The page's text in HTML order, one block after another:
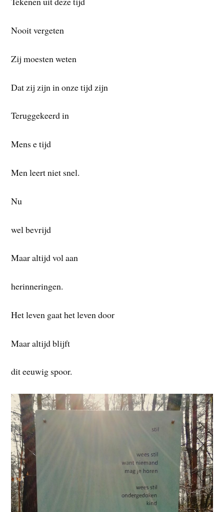
Nooit vergeten
Zij moesten weten
Dat zij zijn in onze tijd zijn
Teruggekeerd in
Mens e tijd
Men leert niet snel.
Nu
wel bevrijd
Maar altijd vol aan
herinneringen.
Het leven gaat het leven door
Maar altijd blijft
dit eeuwig spoor.